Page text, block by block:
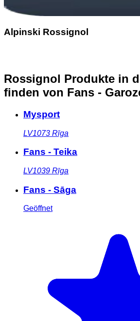
Alpinski Rossignol
Rossignol Produkte in
finden von Fans -
Mysport
LV1073 Rīga
Fans - Teika
LV1039 Rīga
Fans - Sāga
Geöffnet